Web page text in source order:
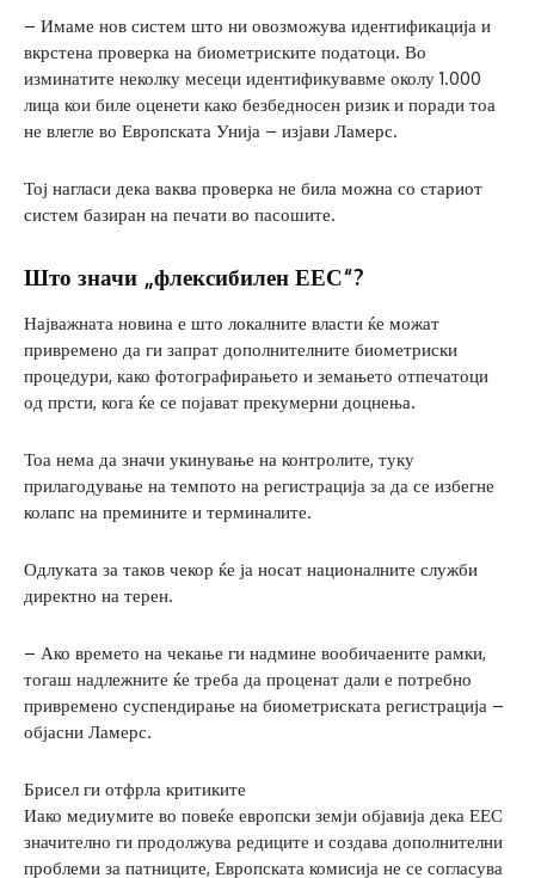
– Имаме нов систем што ни овозможува идентификација и
вкрстена проверка на биометриските податоци. Во
изминатите неколку месеци идентификувавме околу 1.000
лица кои биле оценети како безбедносен ризик и поради тоа
не влегле во Европската Унија – изјави Ламерс.
Тој нагласи дека ваква проверка не била можна со стариот
систем базиран на печати во пасошите.
Што значи „флексибилен ЕЕС“?
Најважната новина е што локалните власти ќе можат
привремено да ги запрат дополнителните биометриски
процедури, како фотографирањето и земањето отпечатоци
од прсти, кога ќе се појават прекумерни доцнења.
Тоа нема да значи укинување на контролите, туку
прилагодување на темпото на регистрација за да се избегне
колапс на премините и терминалите.
Одлуката за таков чекор ќе ја носат националните служби
директно на терен.
– Ако времето на чекање ги надмине вообичаените рамки,
тогаш надлежните ќе треба да проценат дали е потребно
привремено суспендирање на биометриската регистрација –
објасни Ламерс.
Брисел ги отфрла критиките
Иако медиумите во повеќе европски земји објавија дека ЕЕС
значително ги продолжува редиците и создава дополнителни
проблеми за патниците, Европската комисија не се согласува